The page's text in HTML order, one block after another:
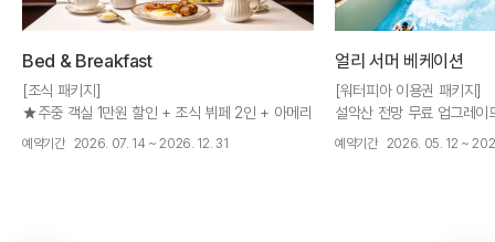
Bed & Breakfast
[조식 패키지]
★주중 객실 1만원 할인 + 조식 뷔페 2인 + 아메리
카노 2잔
예약기간 2026. 07. 14 ~ 2026. 12. 31
얼리 서머 베케이션
[워터피아 이용권 패키지]
설악산 전망 무료 업그레
워터피아 주간권 2인 + 주
예약기간 2026. 05. 12 ~